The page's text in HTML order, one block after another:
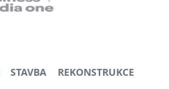
STAVBA
REKONSTRUKCE